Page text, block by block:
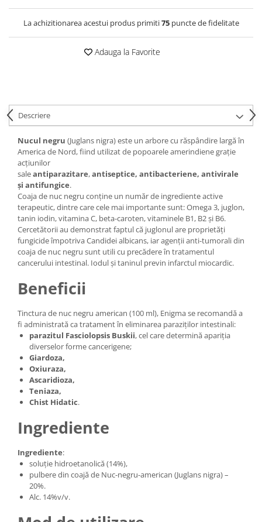
La achizitionarea acestui produs primiti75puncte de fidelitate
Adauga la Favorite
Descriere
Nucul negru (Juglans nigra) este un arbore cu răspândire largă în
America de Nord, fiind utilizat de popoarele amerindiene grație
acțiunilor
saleantiparazitare,antiseptice, antibacteriene, antivirale
și antifungice.
Coaja de nuc negru conţine un număr de ingrediente active
terapeutic, dintre care cele mai importante sunt: Omega 3, juglon,
tanin iodin, vitamina C, beta-caroten, vitaminele B1, B2 și B6.
Cercetătorii au demonstrat faptul că juglonul are proprietăţi
fungicide împotriva Candidei albicans, iar agenții anti-tumorali din
coaja de nuc negru sunt utili cu precădere în tratamentul
cancerului intestinal. Iodul și taninul previn infarctul miocardic.
Beneficii
Tinctura de nuc negru american (100 ml), Enigma se recomandă a
fi administrată ca tratament în eliminarea paraziților intestinali:
parazitul Fasciolopsis Buskii, cel care determină apariția
diverselor forme cancerigene;
Giardoza,
Oxiuraza,
Ascaridioza,
Teniaza,
Chist Hidatic.
Ingrediente
Ingrediente:
soluție hidroetanolică (14%),
pulbere din coajă de Nuc-negru-american (Juglans nigra) –
20%.
Alc. 14%v/v.